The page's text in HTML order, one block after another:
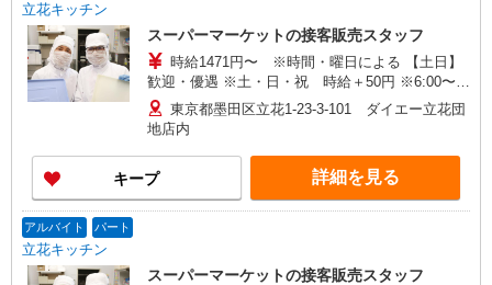
立花キッチン
スーパーマーケットの接客販売スタッフ
時給1471円〜 ※時間・曜日による 【土日】
歓迎・優遇 ※土・日・祝 時給＋50円 ※6:00〜
8:00 時給＋300円 ※8:00〜9:00 時給＋150円
※22:00以降 基本時給より25％UP
東京都墨田区立花1-23-3-101 ダイエー立花団
地店内
キープ 詳細を見る
アルバイト パート
立花キッチン
スーパーマーケットの接客販売スタッフ